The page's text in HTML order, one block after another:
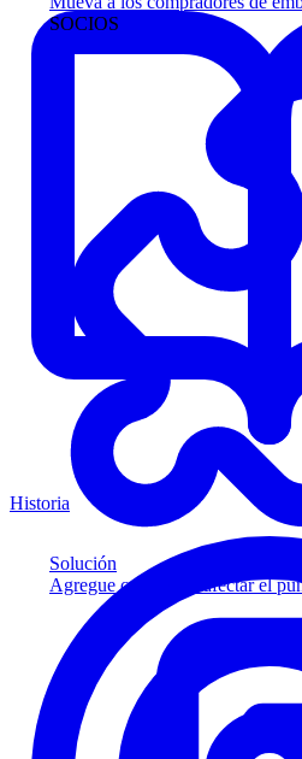
SOCIOS
Solución
Agregue crédito sin afectar el
Historia